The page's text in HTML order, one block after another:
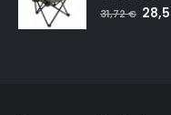
5.00 out
31,72€